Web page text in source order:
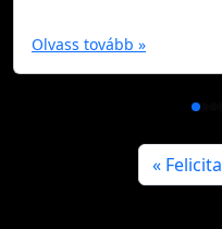
Olvass tovább »
Felicita